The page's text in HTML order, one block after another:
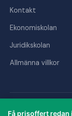
Kontakt
Ekonomiskolan
Juridikskolan
Allmänna villkor
© 2026 Sveago
Få prisoffert redan